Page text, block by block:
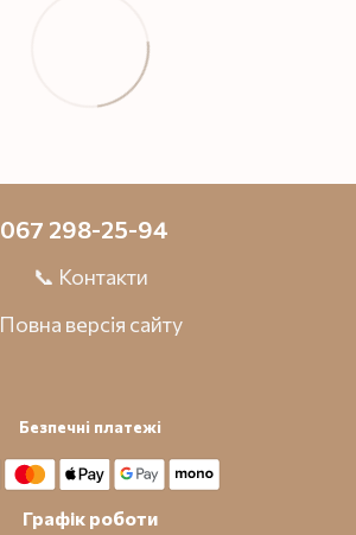
067 298-25-94
📞 Контакти
Повна версія сайту
Безпечні платежі
Графік роботи